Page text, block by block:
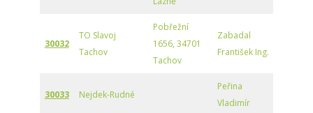
30032
TO Slavoj
Tachov
Pobřežní
1656, 34701
Tachov
Zabadal
František Ing.
30033 Nejdek-Rudné
Peřina
Vladimír